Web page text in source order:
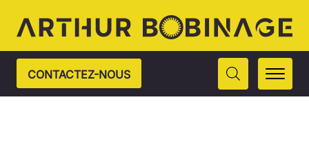
CONTACTEZ-NOUS